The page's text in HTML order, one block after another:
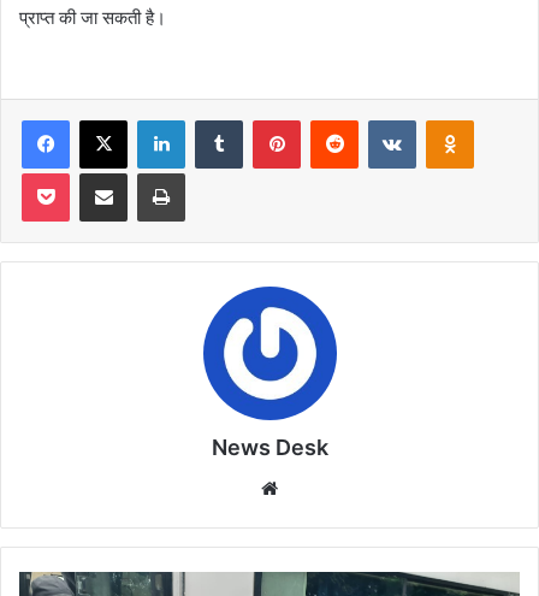
प्राप्त की जा सकती है।
Facebook
X LinkedInTumblr PinterestReddit VKontakte
Pocket Share via Email Print
News Desk
करीब